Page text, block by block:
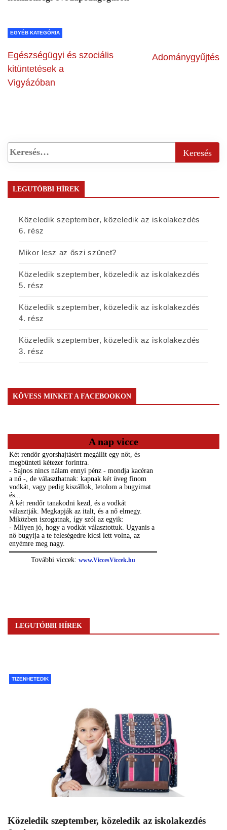
EGYÉB KATEGÓRIA
Egészségügyi és szociális
kitüntetések a
Vigyázóban
Adománygyűjtés
LEGUTÓBBI HÍREK
Közeledik szeptember, közeledik az iskolakezdés
6. rész
Mikor lesz az őszi szünet?
Közeledik szeptember, közeledik az iskolakezdés
5. rész
Közeledik szeptember, közeledik az iskolakezdés
4. rész
Közeledik szeptember, közeledik az iskolakezdés
3. rész
KÖVESS MINKET A FACEBOOKON
A nap vicce
LEGUTÓBBI HÍREK
TIZENHETEDIK
Közeledik szeptember, közeledik az iskolakezdés